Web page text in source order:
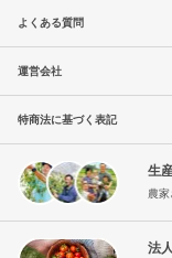
よくある質問
運営会社
特商法に基づく表記
生
農
法